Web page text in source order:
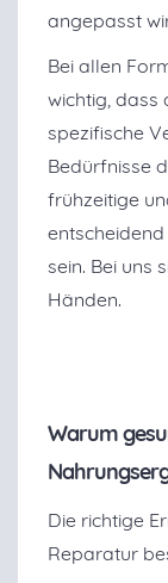
angepasst
Bei allen
wichtig, dass
spezifische
Bedürfnisse
frühzeitige
sein. Bei uns
Händen.
Warum
Die richtige
Reparatur